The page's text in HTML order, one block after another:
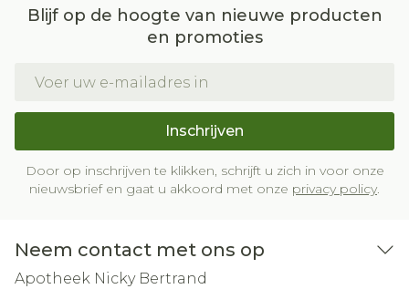
Blijf op de hoogte van nieuwe producten
en promoties
Inschrijven
Door op inschrijven te klikken, schrijft u zich in voor onze
nieuwsbrief en gaat u akkoord met onze privacy policy.
Neem contact met ons op
Apotheek Nicky Bertrand